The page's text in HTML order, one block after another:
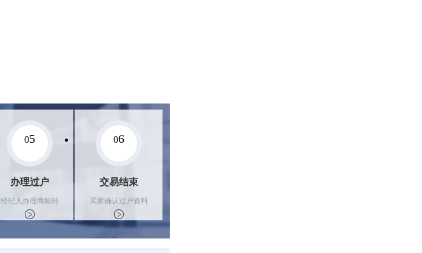
05
办理过户
经纪人办理商标转
让手续，交付相关
证书
06
交易结束
买家确认过户资料
后，平台解冻资金
支付卖家